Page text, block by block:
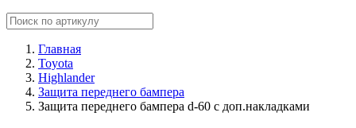
Главная
Toyota
Highlander
Защита переднего бампера
Защита переднего бампера d-60 с доп.накладками